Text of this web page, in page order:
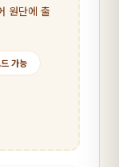
원단에 출
가능